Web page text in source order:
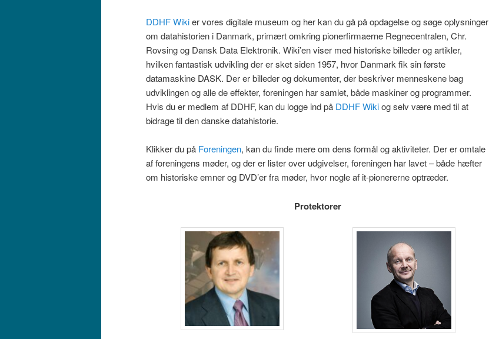
DDHF Wikier vores digitale museum og her kan du gå på opdagelse og søge oplysninger
om datahistorien i Danmark, primært omkring pionerfirmaerne Regnecentralen, Chr.
Rovsing og Dansk Data Elektronik. Wiki’en viser med historiske billeder og artikler,
hvilken fantastisk udvikling der er sket siden 1957, hvor Danmark fik sin første
datamaskine DASK. Der er billeder og dokumenter, der beskriver menneskene bag
udviklingen og alle de effekter, foreningen har samlet, både maskiner og programmer.
Hvis du er medlem af DDHF, kan du logge ind på DDHF Wikiog selv være med til at
bidrage til den danske datahistorie.
Klikker du på Foreningen, kan du finde mere om dens formål og aktiviteter. Der er omtale
af foreningens møder, og der er lister over udgivelser, foreningen har lavet – både hæfter
om historiske emner og DVD’er fra møder, hvor nogle af it-pionererne optræder.
Protektorer